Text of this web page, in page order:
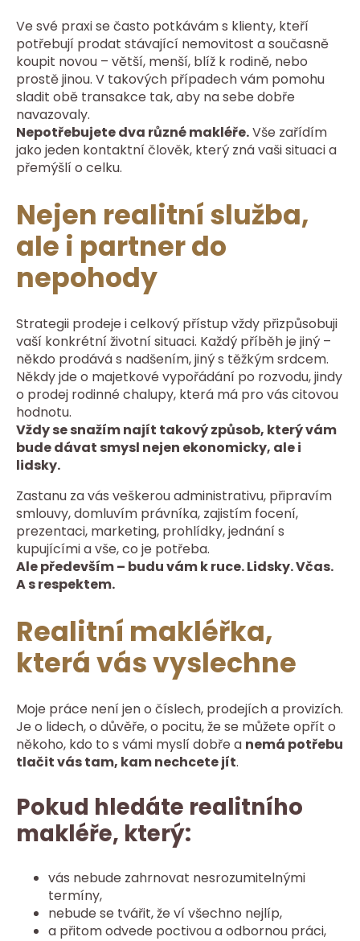
Ve své praxi se často potkávám s klienty, kteří
potřebují prodat stávající nemovitost a současně
koupit novou – větší, menší, blíž k rodině, nebo
prostě jinou. V takových případech vám pomohu
sladit obě transakce tak, aby na sebe dobře
navazovaly.
Nepotřebujete dva různé makléře.Vše zařídím
jako jeden kontaktní člověk, který zná vaši situaci a
přemýšlí o celku.
Nejen realitní služba,
ale i partner do
nepohody
Strategii prodeje i celkový přístup vždy přizpůsobuji
vaší konkrétní životní situaci. Každý příběh je jiný –
někdo prodává s nadšením, jiný s těžkým srdcem.
Někdy jde o majetkové vypořádání po rozvodu, jindy
o prodej rodinné chalupy, která má pro vás citovou
hodnotu.
Vždy se snažím najít takový způsob, který vám
bude dávat smysl nejen ekonomicky, ale i
lidsky.
Zastanu za vás veškerou administrativu, připravím
smlouvy, domluvím právníka, zajistím focení,
prezentaci, marketing, prohlídky, jednání s
kupujícími a vše, co je potřeba.
Ale především – budu vám k ruce. Lidsky. Včas.
A s respektem.
Realitní makléřka,
která vás vyslechne
Moje práce není jen o číslech, prodejích a provizích.
Je o lidech, o důvěře, o pocitu, že se můžete opřít o
někoho, kdo to s vámi myslí dobře a nemá potřebu
tlačit vás tam, kam nechcete jít.
Pokud hledáte realitního
makléře, který:
vás nebude zahrnovat nesrozumitelnými
termíny,
nebude se tvářit, že ví všechno nejlíp,
a přitom odvede poctivou a odbornou práci,